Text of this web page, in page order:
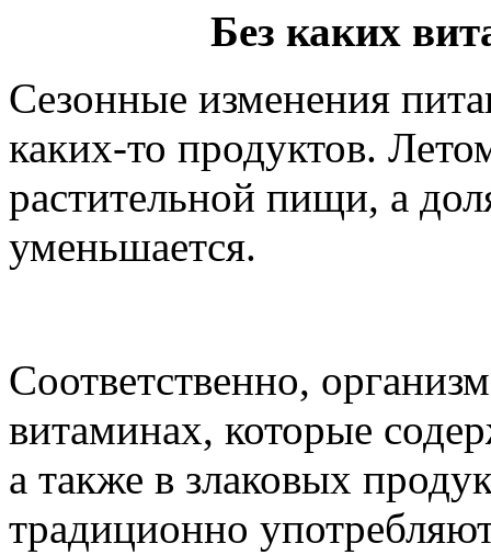
Без каких
Сезонные изменения
каких-то продуктов.
растительной пищи, а
уменьшается.
Соответственно,
витаминах, которые
а также в злаковых
традиционно